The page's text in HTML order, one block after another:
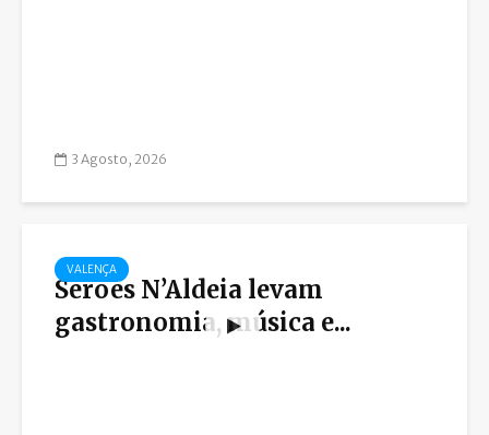
3 Agosto, 2026
VALENÇA
Serões N’Aldeia levam
gastronomia, música e...